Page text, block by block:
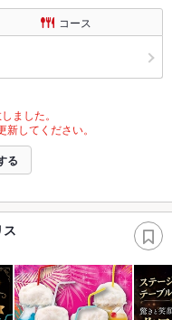
コース
ました。
してください。
る